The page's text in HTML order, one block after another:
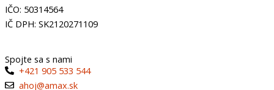
IČO: 50314564
IČ DPH: SK2120271109
Spojte sa s nami
+421 905 533 544
ahoj@amax.sk